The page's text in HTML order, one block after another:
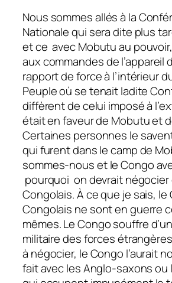
Nous sommes allés à la
Nationale qui sera dite plus
et ce avec Mobutu au
aux commandes de l’appareil
rapport de force à l’intérieur
Peuple où se tenait ladite
diffèrent de celui imposé à
était en faveur de Mobutu et
Certaines personnes le
qui furent dans le camp de
sommes-nous et le Congo
pourquoi on devrait négocier
Congolais. À ce que je sais,
Congolais ne sont en guerre
mêmes. Le Congo souffre
militaire des forces
à négocier, le Congo l’aurait
fait avec les Anglo-saxons ou